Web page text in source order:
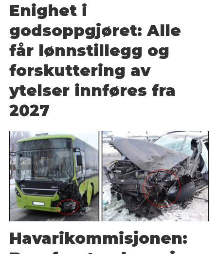
Enighet i
godsoppgjøret: Alle
får lønnstillegg og
forskuttering av
ytelser innføres fra
2027
Havarikommisjonen: